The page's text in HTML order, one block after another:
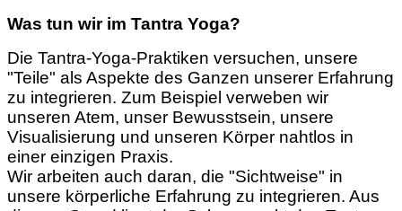
Was tun wir im Tantra Yoga?
Die Tantra-Yoga-Praktiken versuchen, unsere
"Teile" als Aspekte des Ganzen unserer Erfahrung
zu integrieren. Zum Beispiel verweben wir
unseren Atem, unser Bewusstsein, unsere
Visualisierung und unseren Körper nahtlos in
einer einzigen Praxis.
Wir arbeiten auch daran, die "Sichtweise" in
unsere körperliche Erfahrung zu integrieren. Aus